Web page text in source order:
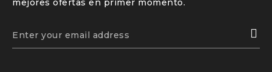
mejores ofertas en primer momento.